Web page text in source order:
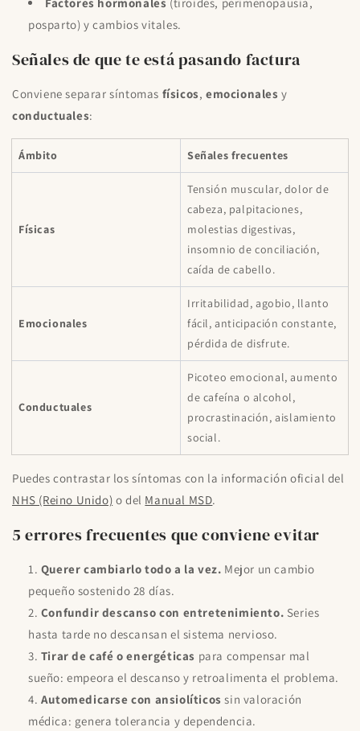
posparto) y cambios vitales.
Señales de que te está pasando factura
Conviene separar síntomas físicos,emocionales y
conductuales:
Ámbito Señales frecuentes
Físicas
Tensión muscular, dolor de
cabeza, palpitaciones,
molestias digestivas,
insomnio de conciliación,
caída de cabello.
Emocionales
Irritabilidad, agobio, llanto
fácil, anticipación constante,
pérdida de disfrute.
Conductuales
Picoteo emocional, aumento
de cafeína o alcohol,
procrastinación, aislamiento
social.
Puedes contrastar los síntomas con la información oficial del
NHS (Reino Unido) o del Manual MSD.
5 errores frecuentes que conviene evitar
Querer cambiarlo todo a la vez. Mejor un cambio
pequeño sostenido 28 días.
Confundir descanso con entretenimiento. Series
hasta tarde no descansan el sistema nervioso.
Tirar de café o energéticas para compensar mal
sueño: empeora el descanso y retroalimenta el problema.
Automedicarse con ansiolíticos sin valoración
médica: genera tolerancia y dependencia.